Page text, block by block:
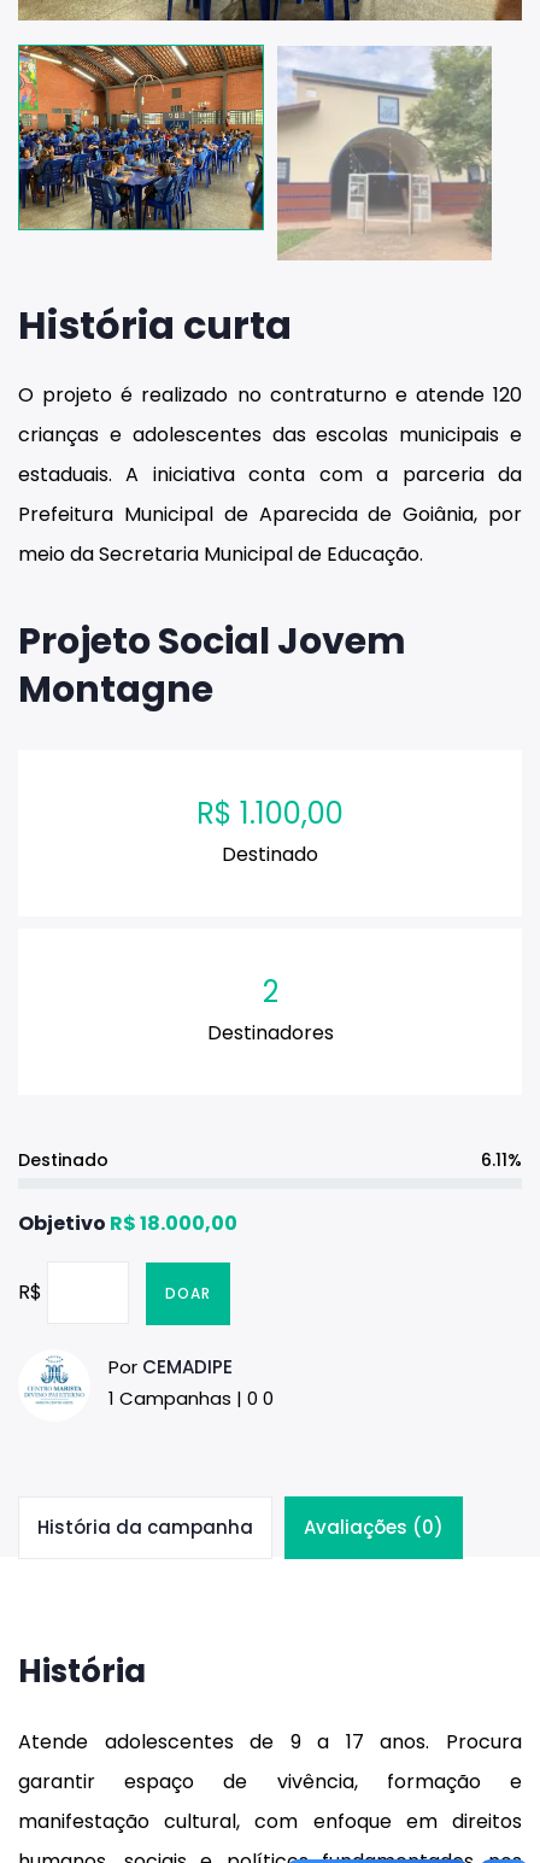
História curta
O projeto é realizado no contraturno e atende 120
crianças e adolescentes das escolas municipais e
estaduais. A iniciativa conta com a parceria da
Prefeitura Municipal de Aparecida de Goiânia, por
meio da Secretaria Municipal de Educação.
Projeto Social Jovem
Montagne
R$ 1.100,00
Destinado
2
Destinadores
Destinado 6.11%
Objetivo R$18.000,00
R$ DOAR
Por CEMADIPE
1 Campanhas | 0 0
História da campanha Avaliações (0)
História
Atende adolescentes de 9 a 17 anos. Procura
garantir espaço de vivência, formação e
manifestação cultural, com enfoque em direitos